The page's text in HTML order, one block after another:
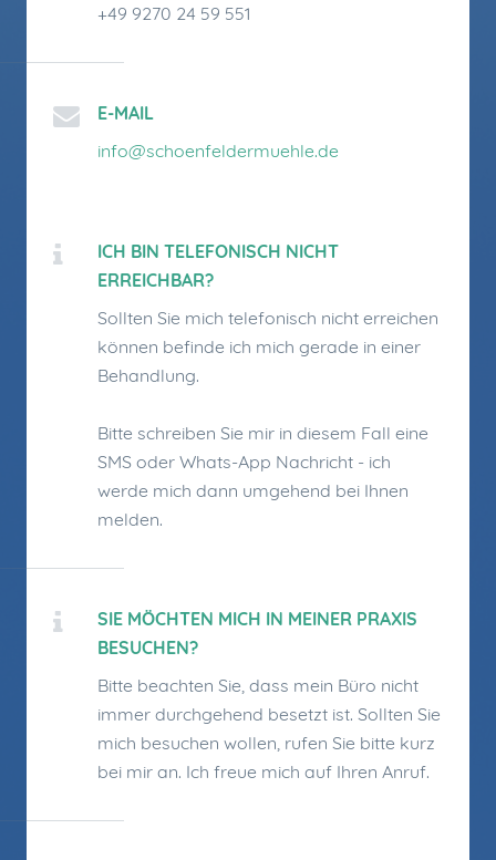
+49 9270 24 59 551
E-MAIL
info@schoenfeldermuehle.de
ICH BIN TELEFONISCH NICHT
ERREICHBAR?
Sollten Sie mich telefonisch nicht erreichen
können befinde ich mich gerade in einer
Behandlung.
Bitte schreiben Sie mir in diesem Fall eine
SMS oder Whats-App Nachricht - ich
werde mich dann umgehend bei Ihnen
melden.
SIE MÖCHTEN MICH IN MEINER PRAXIS
BESUCHEN?
Bitte beachten Sie, dass mein Büro nicht
immer durchgehend besetzt ist. Sollten Sie
mich besuchen wollen, rufen Sie bitte kurz
bei mir an. Ich freue mich auf Ihren Anruf.